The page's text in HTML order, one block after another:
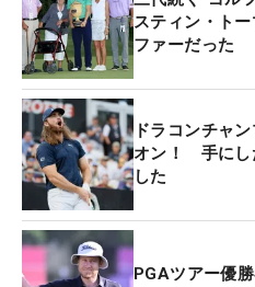
スティン・ト
ファーだった
ドラコンチャ
オン！ 手にし
した
PGAツアー優